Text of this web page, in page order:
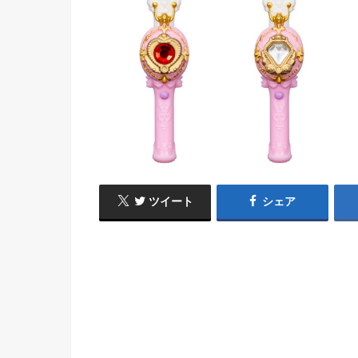
ツイート シェア